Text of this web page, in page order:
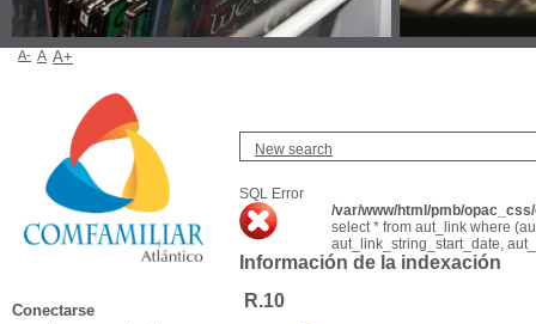
New search
SQL Error
/var/www/html/pmb/
select * from aut_link where
aut_link_string_start_date,
Información de la indexación
R.10
A- A A+
Conectarse